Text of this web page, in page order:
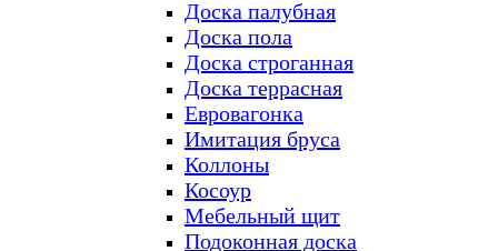
Доска палубная
Доска пола
Доска строганная
Доска террасная
Евровагонка
Имитация бруса
Коллоны
Косоур
Мебельный щит
Подоконная доска